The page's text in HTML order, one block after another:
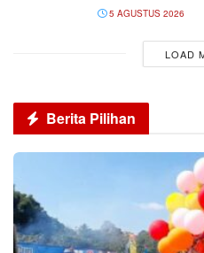
5 AGUSTUS 2026
LOAD
Berita Pilihan